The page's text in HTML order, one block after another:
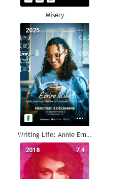
Misery
--
2025
Writing Life: Annie Ernaux Through the Eyes of High School Students
7.4
2018